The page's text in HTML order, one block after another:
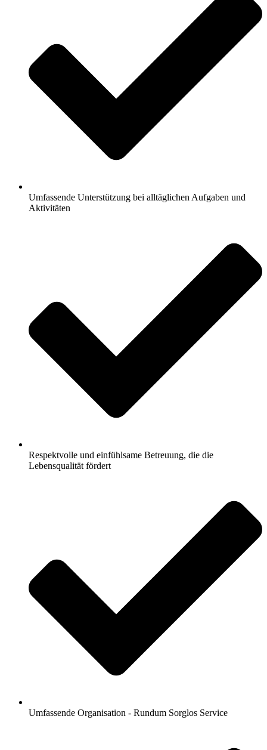
Umfassende Unterstützung bei alltäglichen Aufgaben und
Aktivitäten
Respektvolle und einfühlsame Betreuung, die die
Lebensqualität fördert
Umfassende Organisation - Rundum Sorglos Service